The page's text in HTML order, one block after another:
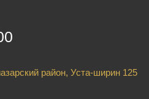
район, Уста-ширин 125